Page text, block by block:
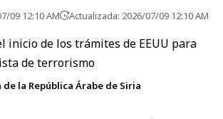
09 12:10 AM Actualizada: 2026/07/09 12:10 AM
de la República Árabe de Siria